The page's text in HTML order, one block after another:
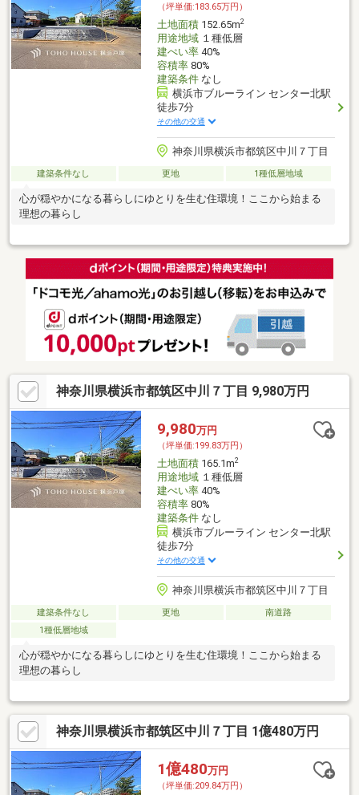
（坪単価:183.65万円）
土地面積152.65m2
用途地域１種低層
建ぺい率40%
容積率80%
建築条件なし
横浜市ブルーライン センター北駅
徒歩7分
その他の交通
神奈川県横浜市都筑区中川７丁目
建築条件なし 更地 1種低層地域
心が穏やかになる暮らしにゆとりを生む住環境！ここから始まる
理想の暮らし
神奈川県横浜市都筑区中川７丁目 9,980万円
9,980万円
（坪単価:199.83万円）
土地面積165.1m2
用途地域１種低層
建ぺい率40%
容積率80%
建築条件なし
横浜市ブルーライン センター北駅
徒歩7分
その他の交通
神奈川県横浜市都筑区中川７丁目
建築条件なし 更地
南道路
1種低層地域
心が穏やかになる暮らしにゆとりを生む住環境！ここから始まる
理想の暮らし
神奈川県横浜市都筑区中川７丁目 1億480万円
1億480万円
（坪単価:209.84万円）